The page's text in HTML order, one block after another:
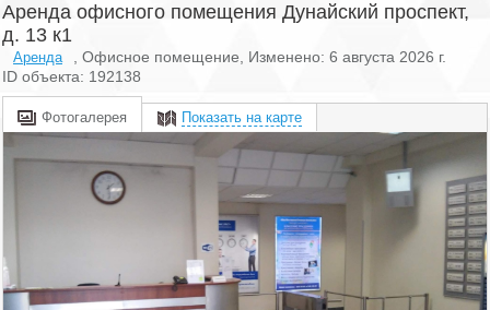
Аренда офисного помещения Дунайский проспект,
д. 13 к1
Аренда
, Офисное помещение, Изменено: 6 августа 2026 г.
ID объекта: 192138
Фотогалерея Показать на карте